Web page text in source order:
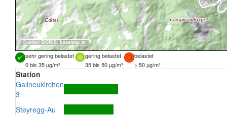
Quellen: DORIS, basemap.at
sehr gering belastet gering belastet
belastet
0 bis 35 µg/m³
35 bis 50 µg/m³ > 50 µg/m³
Station
Gallneukirchen
3
Steyregg-Au